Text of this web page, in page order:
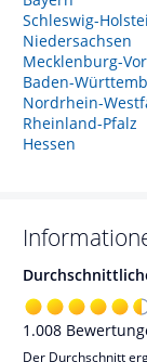
Schleswig-
Niedersachsen
Mecklenburg-
Baden-
Nordrhein-
Rheinland-Pfalz
Hessen
1.008
Der Durchschnitt